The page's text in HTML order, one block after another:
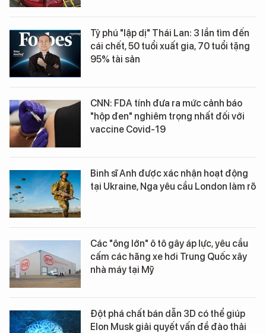
Tỷ phú "lập dị" Thái Lan: 3 lần tìm đến
cái chết, 50 tuổi xuất gia, 70 tuổi tặng
95% tài sản
CNN: FDA tính đưa ra mức cảnh báo
"hộp đen" nghiêm trọng nhất đối với
vaccine Covid-19
Binh sĩ Anh được xác nhận hoạt động
tại Ukraine, Nga yêu cầu London làm rõ
Các "ông lớn" ô tô gây áp lực, yêu cầu
cấm các hãng xe hơi Trung Quốc xây
nhà máy tại Mỹ
Đột phá chất bán dẫn 3D có thể giúp
Elon Musk giải quyết vấn đề đào thải